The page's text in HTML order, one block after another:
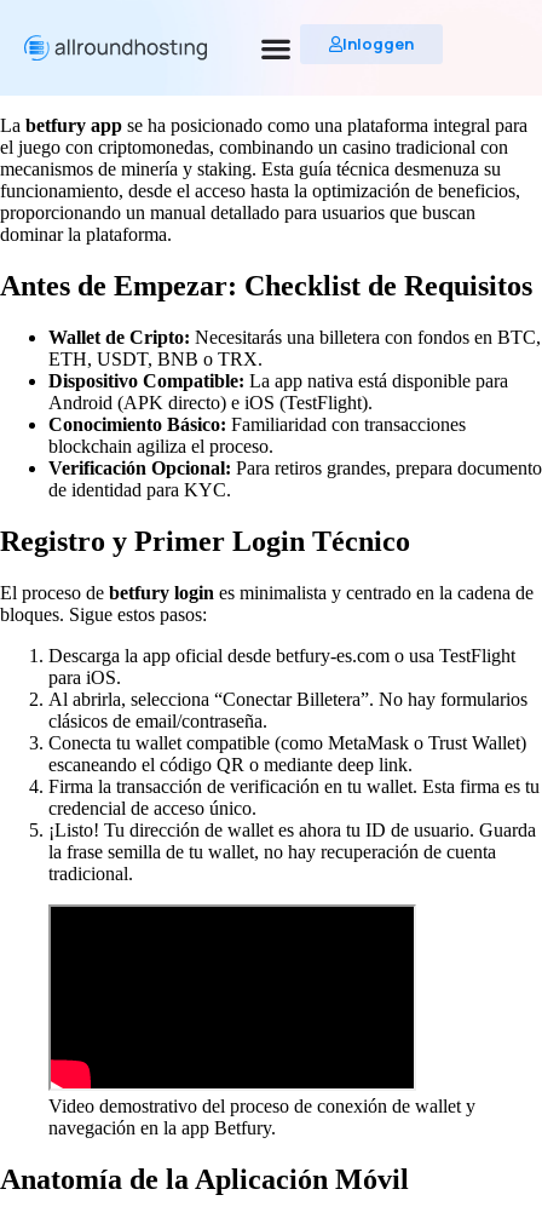
Inloggen
La betfury app se ha posicionado como una plataforma integral para
el juego con criptomonedas, combinando un casino tradicional con
mecanismos de minería y staking. Esta guía técnica desmenuza su
funcionamiento, desde el acceso hasta la optimización de beneficios,
proporcionando un manual detallado para usuarios que buscan
dominar la plataforma.
Antes de Empezar: Checklist de Requisitos
Wallet de Cripto: Necesitarás una billetera con fondos en BTC,
ETH, USDT, BNB o TRX.
Dispositivo Compatible: La app nativa está disponible para
Android (APK directo) e iOS (TestFlight).
Conocimiento Básico: Familiaridad con transacciones
blockchain agiliza el proceso.
Verificación Opcional: Para retiros grandes, prepara documento
de identidad para KYC.
Registro y Primer Login Técnico
El proceso de betfury login es minimalista y centrado en la cadena de
bloques. Sigue estos pasos:
Descarga la app oficial desde betfury-es.com o usa TestFlight
para iOS.
Al abrirla, selecciona “Conectar Billetera”. No hay formularios
clásicos de email/contraseña.
Conecta tu wallet compatible (como MetaMask o Trust Wallet)
escaneando el código QR o mediante deep link.
Firma la transacción de verificación en tu wallet. Esta firma es tu
credencial de acceso único.
¡Listo! Tu dirección de wallet es ahora tu ID de usuario. Guarda
la frase semilla de tu wallet, no hay recuperación de cuenta
tradicional.
Video demostrativo del proceso de conexión de wallet y
navegación en la app Betfury.
Anatomía de la Aplicación Móvil